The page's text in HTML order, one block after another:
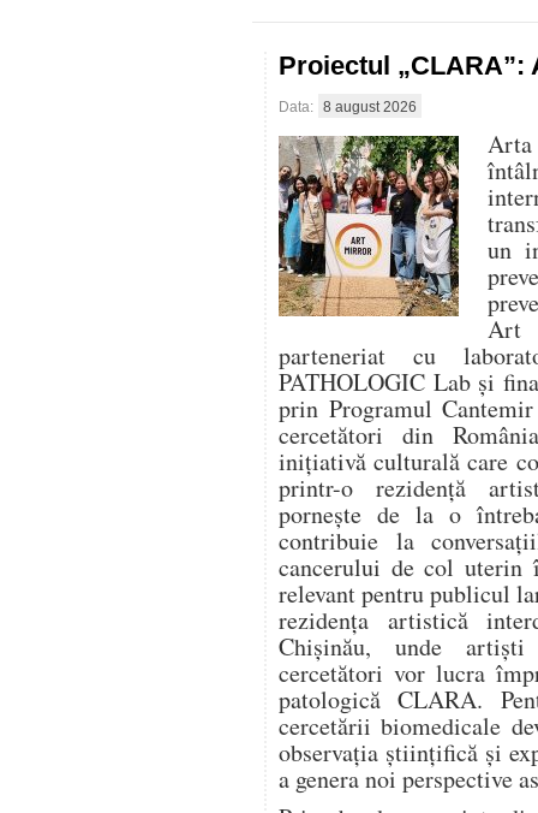
Proiectul „CLARA”:
Data: 8 august 2026
un
Art
parteneriat cu
PATHOLOGIC Lab și
prin Programul
cercetători din
inițiativă culturală care
printr-o rezidență
pornește de la o
contribuie la
cancerului de col uterin
relevant pentru publicul
rezidența artistică
Chișinău, unde
cercetători vor lucra
patologică CLARA.
cercetării biomedicale
observația științifică și
a genera noi perspective